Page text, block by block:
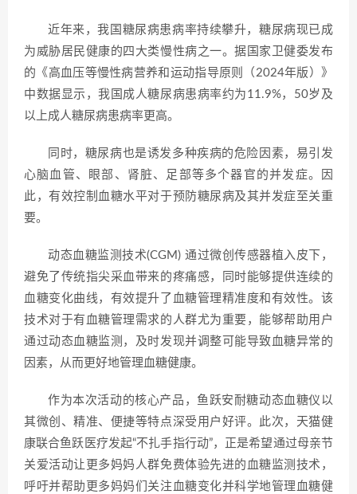
近年来，我国糖尿病患病率持续攀升，糖尿病现已成
为威胁居民健康的四大类慢性病之一。据国家卫健委发布
的《高血压等慢性病营养和运动指导原则（2024年版）》
中数据显示，我国成人糖尿病患病率约为11.9%，50岁及
以上成人糖尿病患病率更高。
同时，糖尿病也是诱发多种疾病的危险因素，易引发
心脑血管、眼部、肾脏、足部等多个器官的并发症。因
此，有效控制血糖水平对于预防糖尿病及其并发症至关重
要。
动态血糖监测技术(CGM) 通过微创传感器植入皮下，
避免了传统指尖采血带来的疼痛感，同时能够提供连续的
血糖变化曲线，有效提升了血糖管理精准度和有效性。该
技术对于有血糖管理需求的人群尤为重要，能够帮助用户
通过动态血糖监测，及时发现并调整可能导致血糖异常的
因素，从而更好地管理血糖健康。
作为本次活动的核心产品，鱼跃安耐糖动态血糖仪以
其微创、精准、便捷等特点深受用户好评。此次，天猫健
康联合鱼跃医疗发起“不扎手指行动”，正是希望通过母亲节
关爱活动让更多妈妈人群免费体验先进的血糖监测技术，
呼吁并帮助更多妈妈们关注血糖变化并科学地管理血糖健